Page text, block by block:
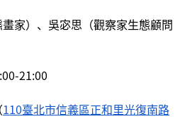
家）、吳宓思（觀察家生態顧問
21:00
110臺北市信義區正和里光復南路